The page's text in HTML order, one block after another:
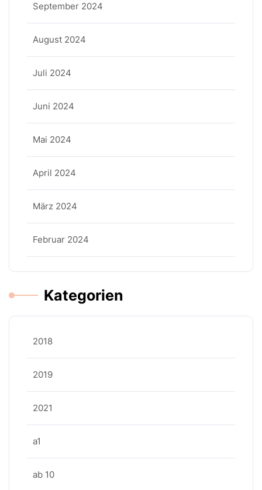
September 2024
August 2024
Juli 2024
Juni 2024
Mai 2024
April 2024
März 2024
Februar 2024
Kategorien
2018
2019
2021
a1
ab 10